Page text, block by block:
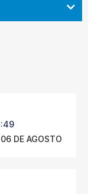
DE AGOSTO